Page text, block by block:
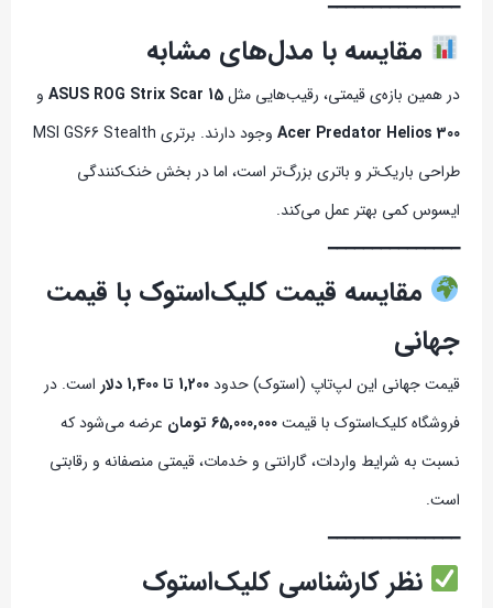
━━━━━━━━━━━━━━━
مقایسه با مدل‌های مشابه
در همین بازه‌ی قیمتی، رقیب‌هایی مثلASUS ROG Strix Scar 15 و
Acer Predator Helios 300
وجود دارند. برتری MSI GS66 Stealth
طراحی باریک‌تر و باتری بزرگ‌تر است، اما در بخش خنک‌کنندگی
ایسوس کمی بهتر عمل می‌کند.
━━━━━━━━━━━━━━━
مقایسه قیمت کلیک‌استوک با قیمت
جهانی
قیمت جهانی این لپ‌تاپ (استوک) حدود1,200 تا 1,400 دلار
است. در
فروشگاه کلیک‌استوک با قیمت65,000,000 تومان
عرضه می‌شود که
نسبت به شرایط واردات، گارانتی و خدمات، قیمتی منصفانه و رقابتی
است.
━━━━━━━━━━━━━━━
نظر کارشناسی کلیک‌استوک